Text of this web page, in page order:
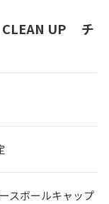
UP チ
スボールキャップ